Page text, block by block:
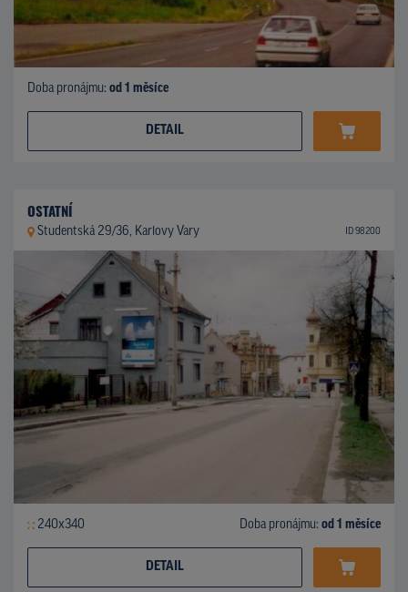
Doba pronájmu: od 1 měsíce
DETAIL
OSTATNÍ
Studentská 29/36, Karlovy Vary ID 98200
240x340 Doba pronájmu: od 1 měsíce
DETAIL